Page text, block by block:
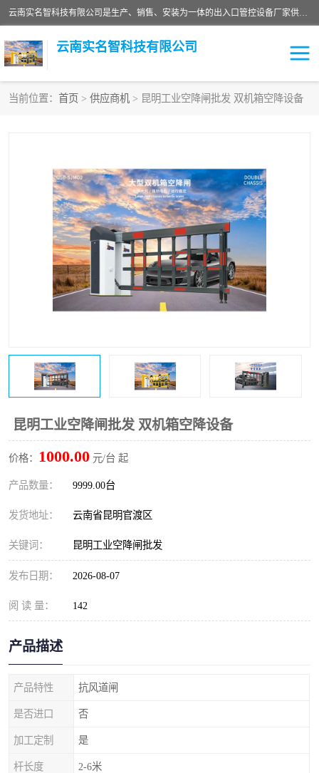
云南实名智科技有限公司是生产、销售、安装为一体的出入口管控设备厂家供应商。主营:电动伸缩门、道闸、广告道闸、重型空降闸、车牌识别、门禁通道、升降柱、岗亭、旗杆等智能设备。主营产品: 电动伸缩门,道闸门禁,车牌识别 生产、销售、安装为一体的出入口管控设备厂家源头供应商。
云南实名智科技有限公司
当前位置： 首页 > 供应商机 > 昆明工业空降闸批发 双机箱空降设备
昆明工业空降闸批发 双机箱空降设备
价格： 1000.00 元/台 起
产品数量： 9999.00台
发货地址： 云南省昆明官渡区
关键词： 昆明工业空降闸批发
发布日期： 2026-08-07
阅 读 量： 142
产品描述
产品特性 抗风道闸
是否进口 否
加工定制 是
杆长度 2-6米